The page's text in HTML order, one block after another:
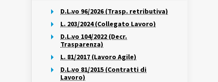
D.L.vo 96/2026 (Trasp. retributiva)
L. 203/2024 (Collegato Lavoro)
D.L.vo 104/2022 (Decr.
Trasparenza)
L. 81/2017 (Lavoro Agile)
D.L.vo 81/2015 (Contratti di
Lavoro)